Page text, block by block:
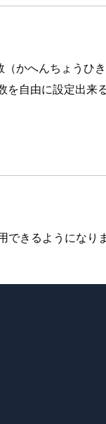
（かへんちょうひ
を自由に設定出来
きるようになりま